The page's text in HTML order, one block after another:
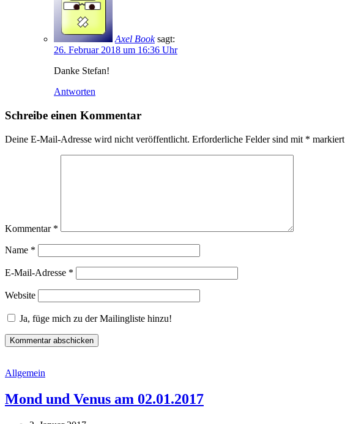
Axel Book sagt:
26. Februar 2018 um 16:36 Uhr
Danke Stefan!
Antworten
Schreibe einen Kommentar
Deine E-Mail-Adresse wird nicht veröffentlicht. Erforderliche Felder sind mit * markiert
Kommentar *
Name *
E-Mail-Adresse *
Website
Ja, füge mich zu der Mailingliste hinzu!
Allgemein
Mond und Venus am 02.01.2017